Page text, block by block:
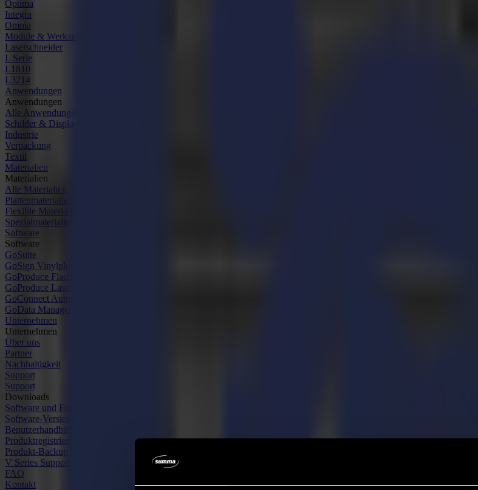
Optima
Integra
Omnia
Module & Werkzeuge
Laserschneider
L Serie
L1810
L3214
Anwendungen
Anwendungen
Alle Anwendungen
Schilder & Displays
Industrie
Verpackung
Textil
Materialien
Materialien
Alle Materialien
Plattenmaterialien
Flexible Materialien
Spezialmaterialien
Software
Software
GoSuite
GoSign Vinylplotter
GoProduce Flachbett
GoProduce Laser
GoConnect Automatisierung
GoData Management
Unternehmen
Unternehmen
Über uns
Partner
Nachhaltigkeit
Support
Support
Downloads
Software und Firmware
Software-Versionshinweise
Benutzerhandbücher
Produktregistrierung
Produkt-Backup
V Series Support & Garantie
FAQ
Kontakt